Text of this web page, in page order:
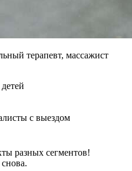
терапевт, массажист
с выездом
разных сегментов!